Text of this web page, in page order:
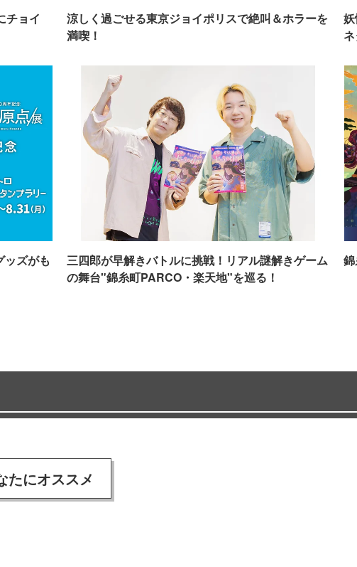
チョイ
涼しく過ごせる東京ジョイポリスで絶叫＆ホラーを
満喫！
ッズがも
三四郎が早解きバトルに挑戦！リアル謎解きゲーム
の舞台"錦糸町PARCO・楽天地"を巡る！
たにオススメ